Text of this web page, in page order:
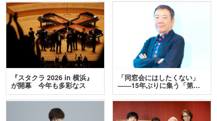
『スタクラ 2026 in 横浜』
が開幕 今年も多彩なス
テ…
「同窓会にはしたくない」
――15年ぶりに集う「第…